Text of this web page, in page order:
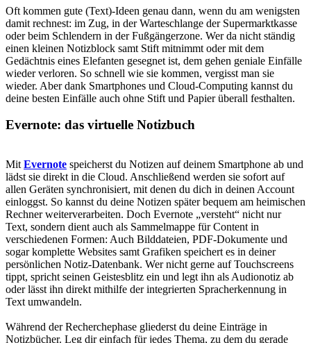
Oft kommen gute (Text)-Ideen genau dann, wenn du am wenigsten
damit rechnest: im Zug, in der Warteschlange der Supermarktkasse
oder beim Schlendern in der Fußgängerzone. Wer da nicht ständig
einen kleinen Notizblock samt Stift mitnimmt oder mit dem
Gedächtnis eines Elefanten gesegnet ist, dem gehen geniale Einfälle
wieder verloren. So schnell wie sie kommen, vergisst man sie
wieder. Aber dank Smartphones und Cloud-Computing kannst du
deine besten Einfälle auch ohne Stift und Papier überall festhalten.
Evernote: das virtuelle Notizbuch
Mit Evernote speicherst du Notizen auf deinem Smartphone ab und
lädst sie direkt in die Cloud. Anschließend werden sie sofort auf
allen Geräten synchronisiert, mit denen du dich in deinen Account
einloggst. So kannst du deine Notizen später bequem am heimischen
Rechner weiterverarbeiten. Doch Evernote „versteht“ nicht nur
Text, sondern dient auch als Sammelmappe für Content in
verschiedenen Formen: Auch Bilddateien, PDF-Dokumente und
sogar komplette Websites samt Grafiken speichert es in deiner
persönlichen Notiz-Datenbank. Wer nicht gerne auf Touchscreens
tippt, spricht seinen Geistesblitz ein und legt ihn als Audionotiz ab
oder lässt ihn direkt mithilfe der integrierten Spracherkennung in
Text umwandeln.
Während der Recherchephase gliederst du deine Einträge in
Notizbücher. Leg dir einfach für jedes Thema, zu dem du gerade